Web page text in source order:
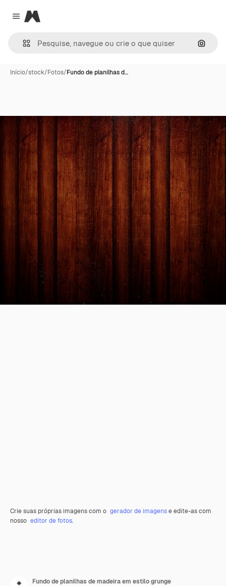
Close menu
Magnific
Início/stock/Fotos/Fundo de planilhas d…
Crie suas próprias imagens com o gerador de imagense edite-as com
nosso editor de fotos.
Fundo de planilhas de madeira em estilo grunge